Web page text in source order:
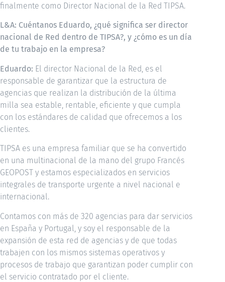
finalmente como Director Nacional de la Red TIPSA.
L&A: Cuéntanos Eduardo, ¿qué significa ser director
nacional de Red dentro de TIPSA?, y ¿cómo es un día
de tu trabajo en la empresa?
Eduardo: El director Nacional de la Red, es el
responsable de garantizar que la estructura de
agencias que realizan la distribución de la última
milla sea estable, rentable, eficiente y que cumpla
con los estándares de calidad que ofrecemos a los
clientes.
TIPSA es una empresa familiar que se ha convertido
en una multinacional de la mano del grupo Francés
GEOPOST y estamos especializados en servicios
integrales de transporte urgente a nivel nacional e
internacional.
Contamos con más de 320 agencias para dar servicios
en España y Portugal, y soy el responsable de la
expansión de esta red de agencias y de que todas
trabajen con los mismos sistemas operativos y
procesos de trabajo que garantizan poder cumplir con
el servicio contratado por el cliente.